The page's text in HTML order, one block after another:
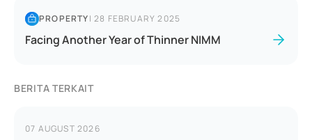
PROPERTY|28 FEBRUARY 2025
Facing Another Year of Thinner NIMM
BERITA TERKAIT
07 AUGUST 2026